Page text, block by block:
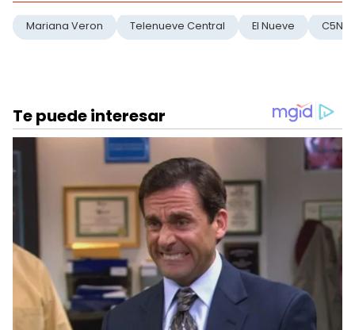
Mariana Veron Telenueve Central El Nueve C5N